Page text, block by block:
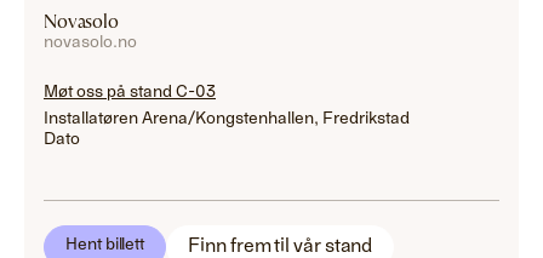
Novasolo
novasolo.no
Møt oss på stand C-03
Installatøren Arena/Kongstenhallen, Fredrikstad
Dato
Hent billett Finn frem til vår stand